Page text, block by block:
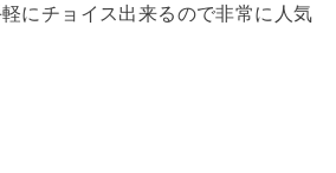
にチョイス出来るので非常に人気